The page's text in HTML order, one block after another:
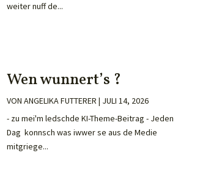
weiter nuff de...
Wen wunnert’s ?
VON ANGELIKA FUTTERER | JULI 14, 2026
- zu mei'm ledschde KI-Theme-Beitrag - Jeden
Dag konnsch was iwwer se aus de Medie
mitgriege...